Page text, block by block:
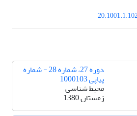
دوره 27، شماره 28 - شماره
پیاپی 1000103
محیط شناسی
زمستان 1380